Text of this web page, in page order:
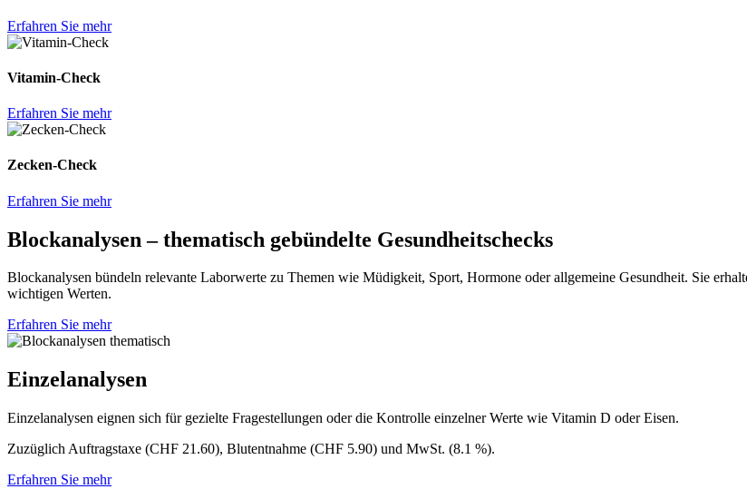
Erfahren Sie mehr
Vitamin-Check
Erfahren Sie mehr
Zecken-Check
Erfahren Sie mehr
Blockanalysen – thematisch gebündelte Gesundheitschecks
Blockanalysen bündeln relevante Laborwerte zu Themen wie Müdigkeit, Sport, Hormone oder allgemeine Gesundheit. Sie
wichtigen Werten.
Erfahren Sie mehr
Einzelanalysen
Einzelanalysen eignen sich für gezielte Fragestellungen oder die Kontrolle einzelner Werte wie Vitamin D oder Eisen.
Zuzüglich Auftragstaxe (CHF 21.60), Blutentnahme (CHF 5.90) und MwSt. (8.1 %).
Erfahren Sie mehr